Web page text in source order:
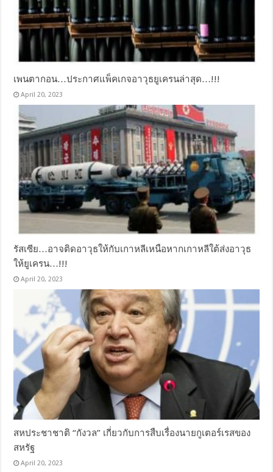
เพนตากอน…ประกาศแพ็คเกจอาวุธยูเครนล่าสุด…!!!
April 20, 2023
รัสเซีย…อาจติดอาวุธให้กับเกาหลีเหนือหากเกาหลีใต้ส่งอาวุธ
ให้ยูเครน…!!!
April 20, 2023
สหประชาชาติ “กังวล” เกี่ยวกับการสืบเรื่องนายกูเตอร์เรสของ
สหรัฐ
April 20, 2023